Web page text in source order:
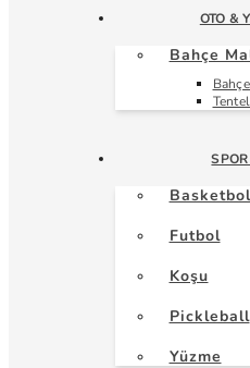
OTO &
Bahçe
Basketbol
Futbol
Koşu
Pickleball
Yüzme